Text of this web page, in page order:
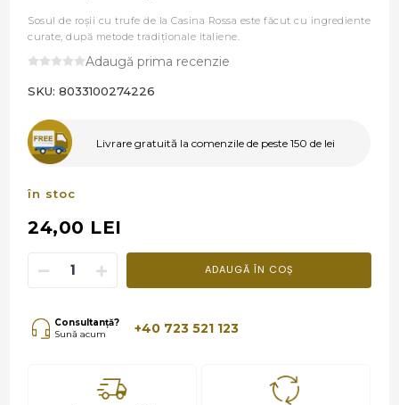
Sosul de roşii cu trufe de la Casina Rossa este făcut cu ingrediente
curate, după metode tradiţionale italiene.
Adaugă prima recenzie
SKU: 8033100274226
Livrare gratuită la comenzile de peste 150 de lei
în stoc
24,00 LEI
ADAUGĂ ÎN COȘ
Consultanță?
Sună acum
+40 723 521 123